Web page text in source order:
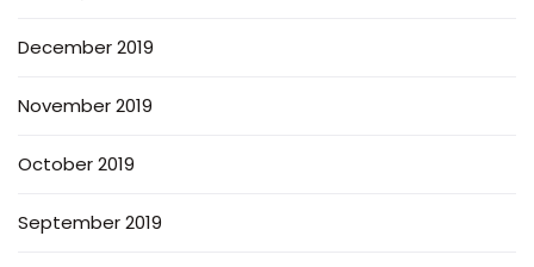
December 2019
November 2019
October 2019
September 2019